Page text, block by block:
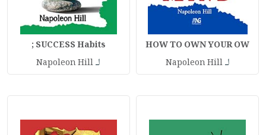
HOW TO OWN YOUR OW
لـNapoleon Hill
SUCCESS Habits ;
لـNapoleon Hill